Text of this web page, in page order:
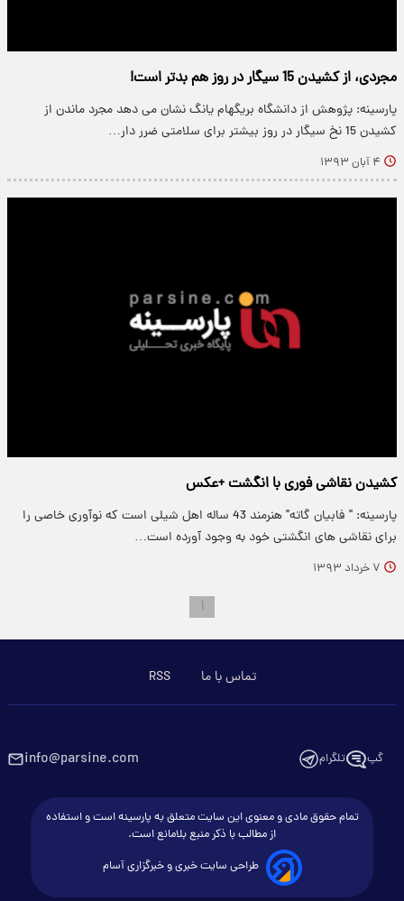
مجردی، از کشیدن 15 سیگار در روز هم بدتر است!
پارسینه: پژوهش از دانشگاه بریگهام یانگ نشان می دهد مجرد ماندن از
کشیدن 15 نخ سیگار در روز بیشتر برای سلامتی ضرر دار…
۴ آبان ۱۳۹۳
کشیدن نقاشی فوری با انگشت +عکس
پارسینه: " فابیان گاته" هنرمند 43 ساله اهل شیلی است که نوآوری خاصی را
برای نقاشی های انگشتی خود به وجود آورده است…
۷ خرداد ۱۳۹۳
۱
تماس با ما RSS
گپ تلگرام info@parsine.com
تمام حقوق مادی و معنوی این سایت متعلق به پارسینه است و استفاده
از مطالب با ذکر منبع بلامانع است.
طراحی سایت خبری و خبرگزاری آسام